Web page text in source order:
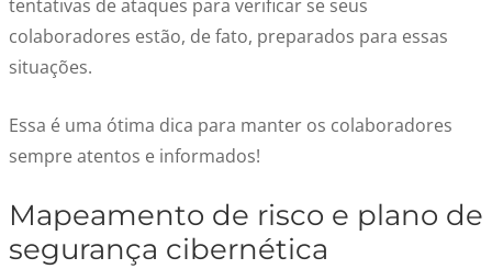
tentativas de ataques para verificar se seus
colaboradores estão, de fato, preparados para essas
situações.
Essa é uma ótima dica para manter os colaboradores
sempre atentos e informados!
Mapeamento de risco e plano de
segurança cibernética